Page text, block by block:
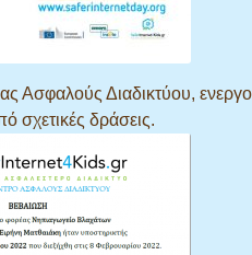
Ασφαλούς Διαδικτύου,
σχετικές δράσεις.